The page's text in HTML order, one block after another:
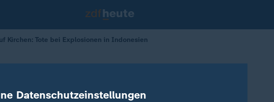
Kirchen: Tote bei Explosionen in Indonesien
Kirchen
in Indonesien
Datenschutzeinstellungen